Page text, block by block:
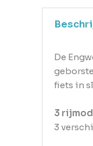
De
fiets in
3
3